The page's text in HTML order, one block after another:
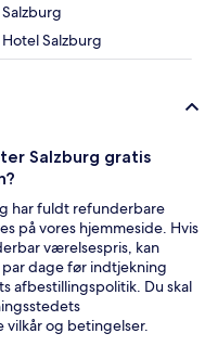
Salzburg
Salzburg gratis
har fuldt refunderbare
på vores hjemmeside. Hvis
værelsespris, kan
dage før indtjekning
afbestillingspolitik. Du skal
og betingelser.